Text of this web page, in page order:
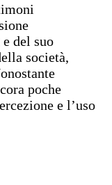
del suo
società,
poche
e l’uso